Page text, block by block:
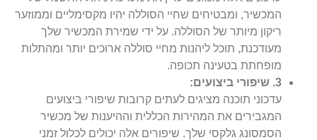
המכשיר, ומבטיחים שחיי הסוללה יהיו מקסימליים וממוזער
ריקון מיותר של הסוללה. על ידי שמירת המכשיר שלך
מעודכנת, תוכל ליהנות מחיי סוללה ארוכים יותר ומהתלות
מופחתת בטעינה תכופה.
3. שיפורי ביצועים:
עדכוני תוכנה מציגים לעתים קרובות שיפורי ביצועים
המגבירים את המהירות הכללית וההיענות של מכשיר
הסמסונג גלקסי שלך. שיפורים אלה יכולים לכלול זמני